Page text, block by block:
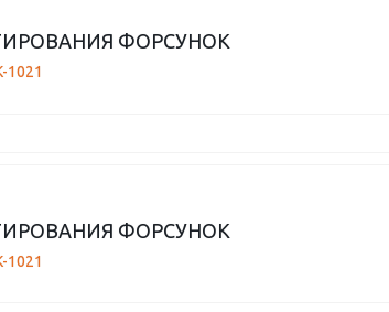
ФОРСУНОК
1021
ФОРСУНОК
1021